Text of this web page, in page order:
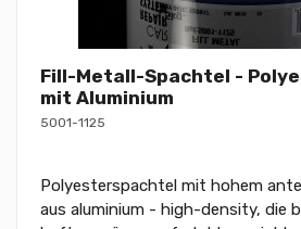
Fill-Metall-Spachtel -
mit Aluminium
5001-1125
Polyesterspachtel mit hohem
aus aluminium - high-density, die